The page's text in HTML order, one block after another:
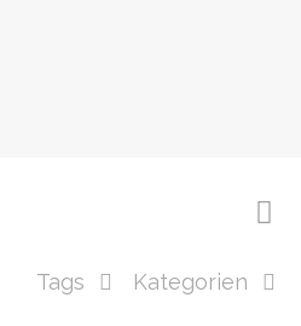
Kategorien
Tags